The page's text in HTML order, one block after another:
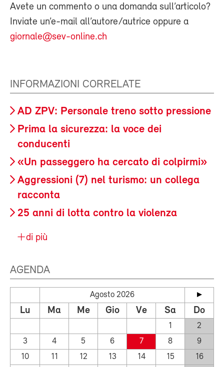
Avete un commento o una domanda sull’articolo?
Inviate un’e-mail all’autore/autrice oppure a
giornale@sev-online.ch
INFORMAZIONI CORRELATE
AD ZPV: Personale treno sotto pressione
Prima la sicurezza: la voce dei
conducenti
«Un passeggero ha cercato di colpirmi»
Aggressioni (7) nel turismo: un collega
racconta
25 anni di lotta contro la violenza
di più
AGENDA
Agosto 2026
Lu Ma Me Gio Ve Sa Do
1
2
3
4 5 6 7 8
9
10
11 12 13 14 15
16